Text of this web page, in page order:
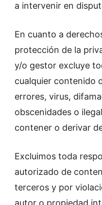
a intervenir en
En cuanto a
protección de la
y/o gestor excluye
cualquier contenido
errores, virus,
obscenidades o
contener o derivar
Excluimos toda
autorizado de
terceros y por